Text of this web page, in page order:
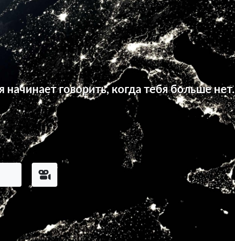
начинает говорить, когда тебя больше нет.